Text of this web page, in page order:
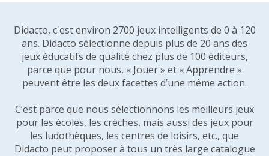
Didacto, c'est environ 2700 jeux intelligents de 0 à 120
ans. Didacto sélectionne depuis plus de 20 ans des
jeux éducatifs de qualité chez plus de 100 éditeurs,
parce que pour nous, « Jouer » et « Apprendre »
peuvent être les deux facettes d’une même action.
C’est parce que nous sélectionnons les meilleurs jeux
pour les écoles, les crèches, mais aussi des jeux pour
les ludothèques, les centres de loisirs, etc., que
Didacto peut proposer à tous un très large catalogue